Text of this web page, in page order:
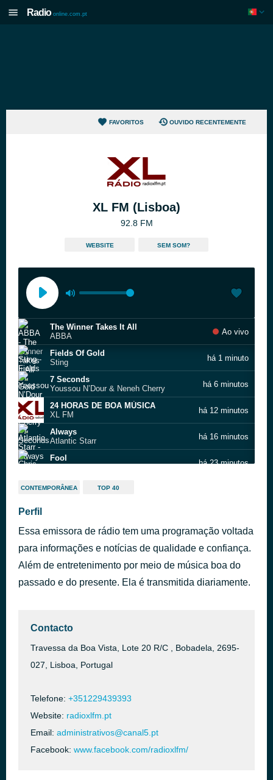
Radio online.com.pt
FAVORITOS OUVIDO RECENTEMENTE
XL FM (Lisboa)
92.8 FM
WEBSITE SEM SOM?
The Winner Takes It All
ABBA
Ao vivo
Fields Of Gold
Sting
há 1 minuto
7 Seconds
Youssou N’Dour & Neneh Cherry
há 6 minutos
24 HORAS DE BOA MÚSICA
XL FM
há 12 minutos
Always
Atlantic Starr
há 16 minutos
Fool
há 23 minutos
A Volta do Mundo
The Dream Synopsis
The Last Shadow Puppets
Quanto amore sei
há 42 minutos
CONTEMPORÂNEA TOP 40
Perfil
Essa emissora de rádio tem uma programação voltada
para informações e notícias de qualidade e confiança.
Além de entretenimento por meio de música boa do
passado e do presente. Ela é transmitida diariamente.
Contacto
Travessa da Boa Vista, Lote 20 R/C , Bobadela, 2695-
027, Lisboa, Portugal
Telefone: +351229439393
Website: radioxlfm.pt
Email: administrativos@canal5.pt
Facebook: www.facebook.com/radioxlfm/